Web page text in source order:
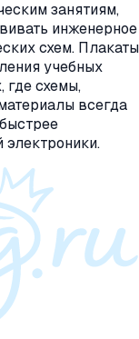
занятиям,
инженерное
схем. Плакаты
учебных
где схемы,
всегда